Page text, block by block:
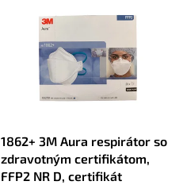
1862+ 3M Aura respirátor so
zdravotným certifikátom,
FFP2 NR D, certifikát